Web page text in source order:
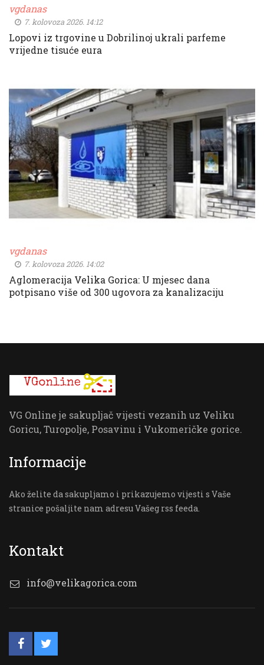
vgdanas
7. kolovoza 2026. 14:12
Lopovi iz trgovine u Dobrilinoj ukrali parfeme
vrijedne tisuće eura
vgdanas
7. kolovoza 2026. 14:02
Aglomeracija Velika Gorica: U mjesec dana
potpisano više od 300 ugovora za kanalizaciju
VG Online je sakupljač vijesti vezanih uz Veliku
Goricu, Turopolje, Posavinu i Vukomeričke gorice.
Informacije
Ako želite da sakupljamo i prikazujemo vijesti s Vaše
stranice pošaljite nam adresu Vašeg rss feeda.
Kontakt
info@velikagorica.com